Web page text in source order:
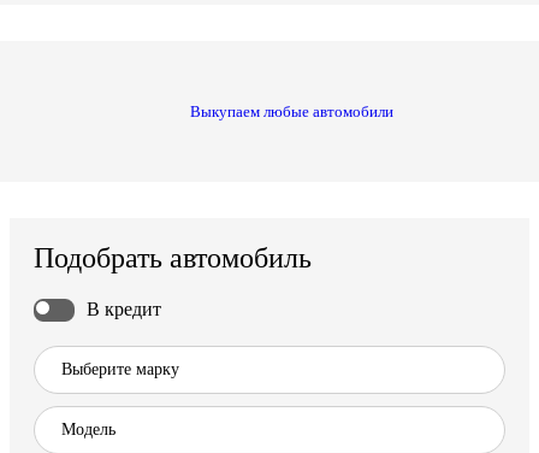
Выкупаем любые автомобили
Подобрать автомобиль
В кредит